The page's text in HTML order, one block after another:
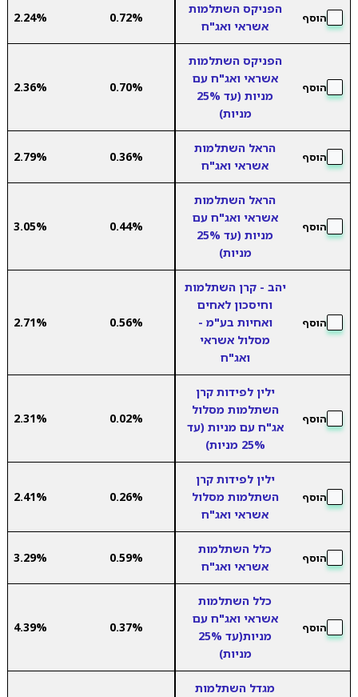
הוסף
הפניקס השתלמות
אשראי ואג"ח
0.72%
2.24%
הוסף
הפניקס השתלמות
אשראי ואג"ח עם
מניות (עד 25%
מניות)
0.70%
2.36%
הוסף
הראל השתלמות
אשראי ואג"ח
0.36%
2.79%
הוסף
הראל השתלמות
אשראי ואג"ח עם
מניות (עד 25%
מניות)
0.44%
3.05%
הוסף
יהב - קרן השתלמות
וחיסכון לאחים
ואחיות בע"מ -
מסלול אשראי
ואג"ח
0.56%
2.71%
הוסף
ילין לפידות קרן
השתלמות מסלול
אג"ח עם מניות (עד
25% מניות)
0.02%
2.31%
הוסף
ילין לפידות קרן
השתלמות מסלול
אשראי ואג"ח
0.26%
2.41%
הוסף
כלל השתלמות
אשראי ואג"ח
0.59%
3.29%
הוסף
כלל השתלמות
אשראי ואג"ח עם
מניות(עד 25%
מניות)
0.37%
4.39%
מגדל השתלמות